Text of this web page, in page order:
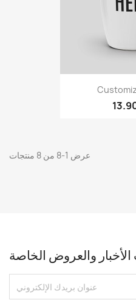
عرض 1-8 من 8 منتجات
والعروض الخاصة